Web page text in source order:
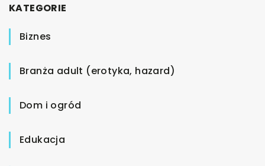
KATEGORIE
Biznes
Branża adult (erotyka, hazard)
Dom i ogród
Edukacja